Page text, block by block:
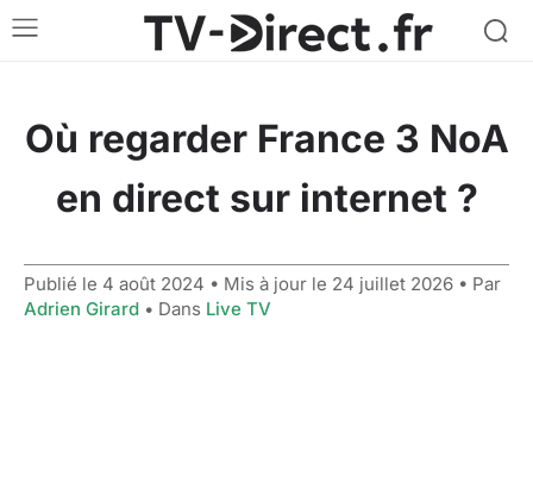
Où regarder France 3 NoA
en direct sur internet ?
Publié le 4 août 2024 • Mis à jour le 24 juillet 2026 • Par
Adrien Girard • Dans Live TV